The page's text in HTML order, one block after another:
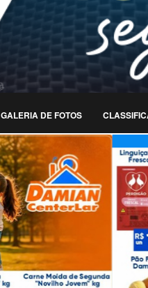
GALERIA DE FOTOS